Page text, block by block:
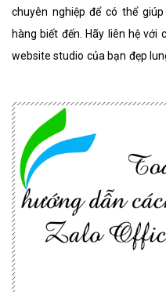
chuyên nghiệp để có thể
hàng biết đến. Hãy liên hệ với
website studio của bạn đẹp